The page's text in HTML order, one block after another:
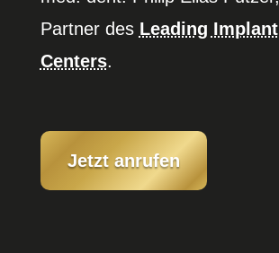
Partner des Leading Implant
Centers.
Jetzt anrufen